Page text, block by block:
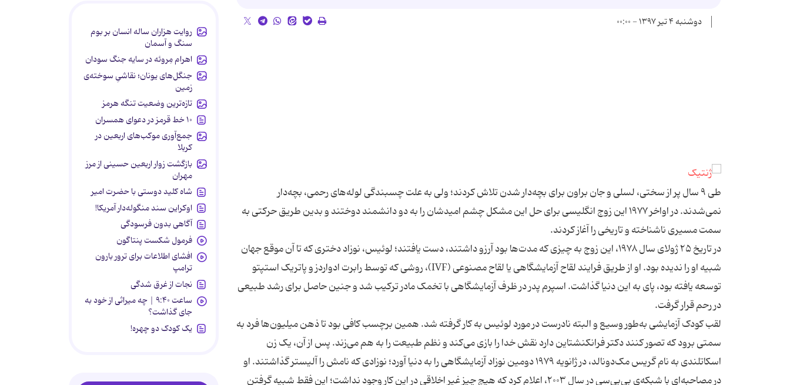
دوشنبه ۴ تیر ۱۳۹۷ - ۰۰:۰۰
طی ۹ سال پر از سختی، لسلی و جان براون برای بچه‌دار شدن تلاش کردند؛ ولی به علت چسبندگی لوله‌های رحمی، بچه‌دار
نمی‌شدند. در اواخر ۱۹۷۷ این زوج انگلیسی برای حل این مشکل چشم امیدشان را به دو دانشمند دوختند و بدین طریق حرکتی به
سمت مسیری ناشناخته و تاریخی را آغاز کردند.
در تاریخ ۲۵ ژولای سال ۱۹۷۸، این زوج به چیزی که مدت‌ها بود آرزو داشتند، دست یافتند؛ لوئیس، نوزاد دختری که تا‌ آن موقع جهان
شبیه او را ندیده بود. او از طریق فرایند لقاح آزمایشگاهی یا لقاح مصنوعی (IVF)، روشی که توسط رابرت ادواردز و پاتریک استپتو
توسعه یافته بود، پای به این دنیا گذاشت. اسپرم پدر در ظرف آزمایشگاهی با تخمک مادر ترکیب شد و جنین حاصل برای رشد طبیعی
در رحم قرار گرفت.
لقب کودک آزمایشی به‌طور وسیع و البته نادرست در مورد لوئیس به کار گرفته شد. همین برچسب کافی بود تا ذهن میلیون‌ها فرد به
سمتی برود که تصور کنند دکتر فرانکنشتاین دارد نقش خدا را بازی می‌کند و نظم طبیعت را به هم می‌زند. پس از آن، یک زن
اسکاتلندی به نام گریس مک‌دونالد، در ژانویه ۱۹۷۹ دومین نوزاد آزمایشگاهی را به دنیا آورد؛ نوزادی که نامش را آلیستر گذاشتند. او
در مصاحبه‌ای با شبکه‌ی بی‌بی‌سی در سال ۲۰۰۳، اعلام کرد که هیچ چیز غیر اخلاقی در این کار وجود نداشت؛ این فقط شبیه گرفتن
روایت هزاران ساله انسان بر بوم
سنگ و آسمان
اهرام مِروئه در سایه جنگ سودان
جنگل‌های یونان؛ نقاشیِ سوخته‌ی
زمین
تازه‌ترین وضعیت تنگه هرمز
۱۰ خط قرمز در دعوای همسران
جمع‌آوری موکب‌های اربعین در
کربلا
بازگشت زوار اربعین حسینی از مرز
مهران
شاه کلید دوستی با حضرت امیر
اوکراین سند منگوله‌دار آمریکا!
آگاهی بدون فرسودگی
فرمول شکست پنتاگون
افشای اطلاعات برای ترور بارون
ترامپ
نجات از غرق شدگی
ساعت ۹:۴۰ | چه میراثی از خود به
جای گذاشت؟
یک کودک دو چهره!